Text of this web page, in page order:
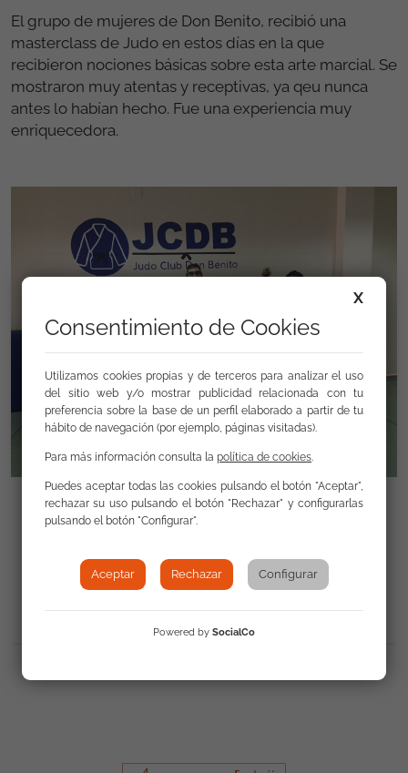
El grupo de mujeres de Don Benito, recibió una
masterclass de Judo en estos días en la que
recibieron nociones básicas sobre esta arte marcial. Se
mostraron muy atentas y receptivas, ya qeu nunca
antes lo habían hecho. Fue una experiencia muy
enriquecedora.
Volver a Actualidad
X
Consentimiento de Cookies
Utilizamos cookies propias y de terceros para analizar el uso
del sitio web y/o mostrar publicidad relacionada con tu
preferencia sobre la base de un perfil elaborado a partir de tu
hábito de navegación (por ejemplo, páginas visitadas).
Para más información consulta la política de cookies.
Puedes aceptar todas las cookies pulsando el botón "Aceptar",
rechazar su uso pulsando el botón "Rechazar" y configurarlas
pulsando el botón "Configurar".
Aceptar Rechazar Configurar
Powered by SocialCo